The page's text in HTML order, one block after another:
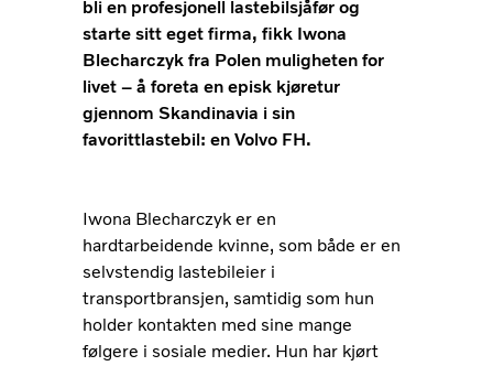
bli en profesjonell lastebilsjåfør og
starte sitt eget firma, fikk Iwona
Blecharczyk fra Polen muligheten for
livet – å foreta en episk kjøretur
gjennom Skandinavia i sin
favorittlastebil: en Volvo FH.
Iwona Blecharczyk er en
hardtarbeidende kvinne, som både er en
selvstendig lastebileier i
transportbransjen, samtidig som hun
holder kontakten med sine mange
følgere i sosiale medier. Hun har kjørt